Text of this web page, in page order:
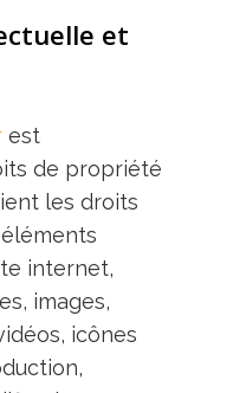
et
est
de propriété
les droits
éléments
internet,
images,
icônes